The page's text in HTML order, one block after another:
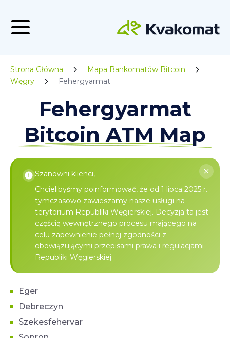
Strona Główna
Mapa Bankomatów Bitcoin
Węgry
Fehergyarmat
Fehergyarmat
Bitcoin ATM Map
Szanowni klienci,
Chcielibyśmy poinformować, że od 1 lipca 2025 r.
tymczasowo zawieszamy nasze usługi na
terytorium Republiki Węgierskiej. Decyzja ta jest
częścią wewnętrznego procesu mającego na
celu zapewnienie pełnej zgodności z
obowiązującymi przepisami prawa i regulacjami
Republiki Węgierskiej.
Eger
Debreczyn
Szekesfehervar